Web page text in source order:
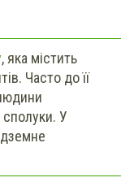
, яка містить
Часто до її
сполуки. У